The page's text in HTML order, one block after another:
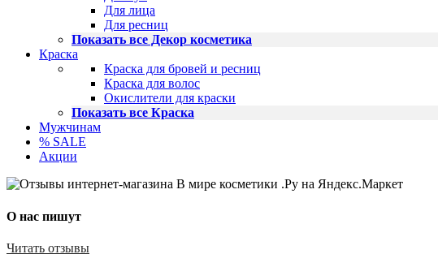
Для лица
Для ресниц
Показать все Декор косметика
Краска
Краска для бровей и ресниц
Краска для волос
Окислители для краски
Показать все Краска
Мужчинам
% SALE
Акции
О нас пишут
Читать отзывы